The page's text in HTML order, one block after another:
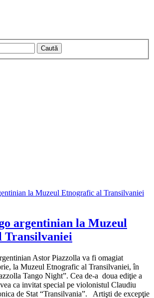
Caută
argentinian la Muzeul
Transilvaniei
Astor Piazzolla va fi omagiat
la Muzeul Etnografic al Transilvaniei, în
Tango Night”. Cea de-a doua ediţie a
ca invitat special pe violonistul Claudiu
de Stat “Transilvania”. Artişti de excepţie